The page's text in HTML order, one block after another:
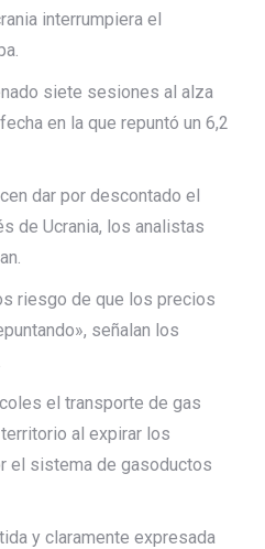
interrumpiera el
siete sesiones al alza
en la que repuntó un 6,2
dar por descontado el
de Ucrania, los analistas
riesgo de que los precios
señalan los
el transporte de gas
al expirar los
el sistema de gasoductos
y claramente expresada